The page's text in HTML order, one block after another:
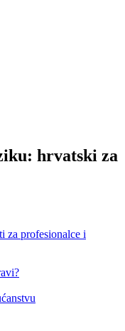
hrvatski za
za profesionalce i